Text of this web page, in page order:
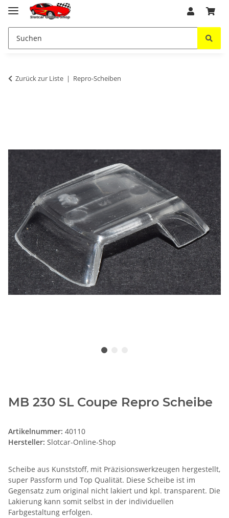
Zurück zur Liste Repro-Scheiben
MB 230 SL Coupe Repro Scheibe
Artikelnummer: 40110
Hersteller: Slotcar-Online-Shop
Scheibe aus Kunststoff, mit Präzisionswerkzeugen hergestellt,
super Passform und Top Qualität. Diese Scheibe ist im
Gegensatz zum original nicht lakiert und kpl. transparent. Die
Lakierung kann somit selbst in der individuellen
Farbgestaltung erfolgen.